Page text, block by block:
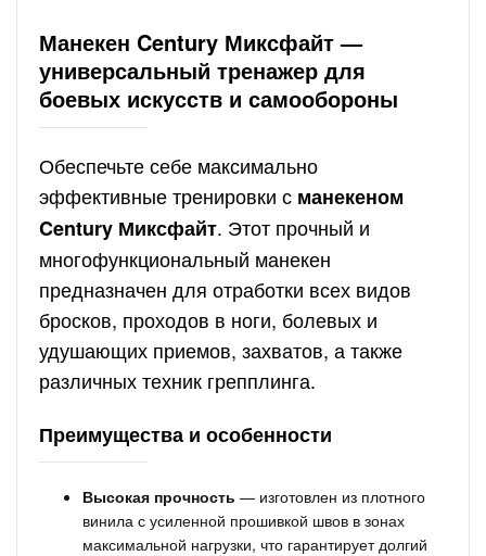
Манекен Century Миксфайт —
универсальный тренажер для
боевых искусств и самообороны
Обеспечьте себе максимально
эффективные тренировки с манекеном
Century Миксфайт. Этот прочный и
многофункциональный манекен
предназначен для отработки всех видов
бросков, проходов в ноги, болевых и
удушающих приемов, захватов, а также
различных техник грепплинга.
Преимущества и особенности
Высокая прочность — изготовлен из плотного
винила с усиленной прошивкой швов в зонах
максимальной нагрузки, что гарантирует долгий